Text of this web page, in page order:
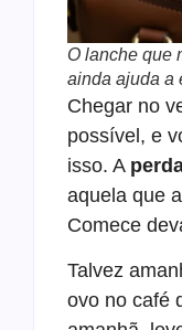
O lanche que
ainda ajuda a
Chegar no
possível, e
isso. A
aquela que
Comece
Talvez
ovo no café